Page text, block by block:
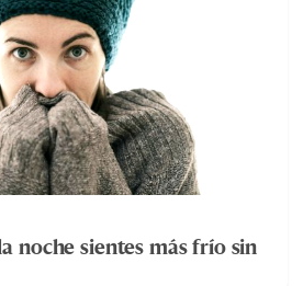
noche sientes más frío sin